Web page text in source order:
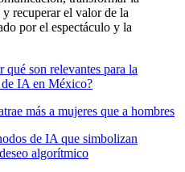
recuperar el valor de la
por el espectáculo y la
qué son relevantes para la
IA en México?
más a mujeres que a hombres
de IA que simbolizan
algorítmico